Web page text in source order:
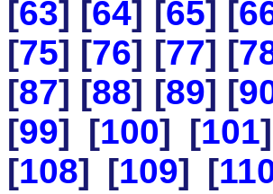
[63] [64] [65] [
[75] [76] [77] [
[87] [88] [89] [
[99] [100] [101
[108] [109] [